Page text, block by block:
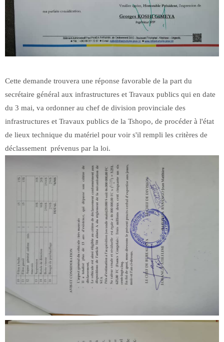
Cette demande trouvera une réponse favorable de la part du
secrétaire général aux infrastructures et Travaux publics qui en date
du 3 mai, va ordonner au chef de division provinciale des
infrastructures et Travaux publics de la Tshopo, de procéder à l'état
de lieux technique du matériel pour voir s'il rempli les critères de
déclassement prévenus par la loi.